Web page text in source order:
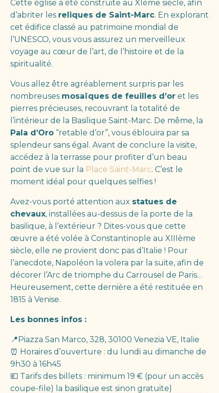
Cette église a été construite au XIème siècle, afin
d’abriter les reliques de Saint-Marc. En explorant
cet édifice classé au patrimoine mondial de
l’UNESCO, vous vous assurez un merveilleux
voyage au cœur de l’art, de l’histoire et de la
spiritualité.
Vous allez être agréablement surpris par les
nombreuses mosaïques de feuilles d’oret les
pierres précieuses, recouvrant la totalité de
l’intérieur de la Basilique Saint-Marc. De même, la
Pala d’Oro“retable d’or”, vous éblouira par sa
splendeur sans égal. Avant de conclure la visite,
accédez à la terrasse pour profiter d’un beau
point de vue sur la Place Saint-Marc. C’est le
moment idéal pour quelques selfies !
Avez-vous porté attention aux statues de
chevaux, installées au-dessus de la porte de la
basilique, à l’extérieur ? Dites-vous que cette
œuvre a été volée à Constantinople au XIIIème
siècle, elle ne provient donc pas d’Italie ! Pour
l’anecdote, Napoléon la volera par la suite, afin de
décorer l’Arc de triomphe du Carrousel de Paris…
Heureusement, cette dernière a été restituée en
1815 à Venise.
Les bonnes infos :
📍Piazza San Marco, 328, 30100 Venezia VE, Italie
⏰ Horaires d’ouverture : du lundi au dimanche de
9h30 à 16h45
💶 Tarifs des billets : minimum 19 € (pour un accès
coupe-file) la basilique est sinon gratuite)